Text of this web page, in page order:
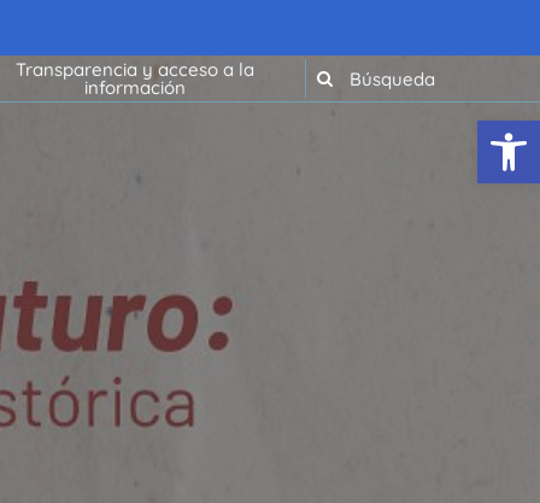
Abrir
Transparencia y acceso a la
información